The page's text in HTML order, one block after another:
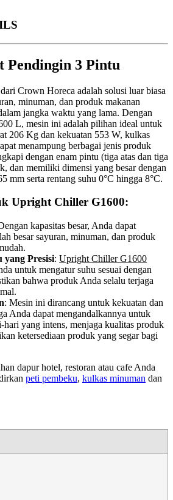
Pendingin 3 Pintu
dari Crown Horeca adalah solusi luar biasa
minuman, dan produk makanan
jangka waktu yang lama. Dengan
L, mesin ini adalah pilihan ideal untuk
206 Kg dan kekuatan 553 W, kulkas
menampung berbagai jenis produk
dengan enam pintu (tiga atas dan tiga
dan memiliki dimensi yang besar dengan
mm serta rentang suhu 0°C hingga 8°C.
Upright Chiller G1600:
kapasitas besar, Anda dapat
besar sayuran, minuman, dan produk
yang Presisi: Upright Chiller G1600
untuk mengatur suhu sesuai dengan
bahwa produk Anda selalu terjaga
: Mesin ini dirancang untuk kekuatan dan
Anda dapat mengandalkannya untuk
hari yang intens, menjaga kualitas produk
ketersediaan produk yang segar bagi
dapur hotel, restoran atau cafe Anda
peti pembeku, kulkas minuman dan